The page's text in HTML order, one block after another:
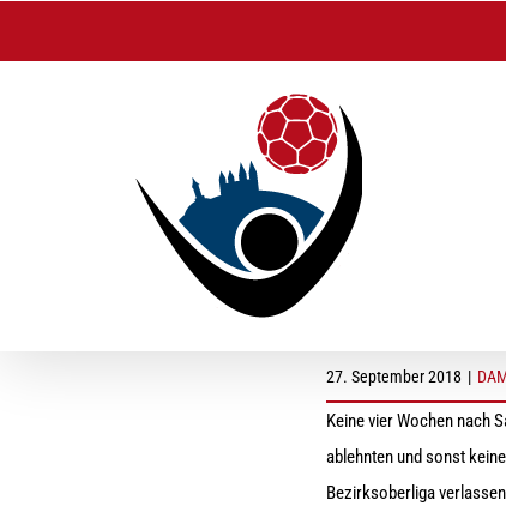
27. September 2018 |
Keine vier Wochen nach
ablehnten und sonst
Bezirksoberliga